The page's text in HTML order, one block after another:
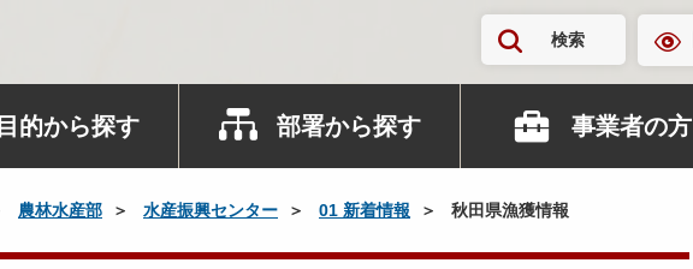
検索
目的から探す 部署から探す 事業者の方
農林水産部 水産振興センター 01 新着情報 秋田県漁獲情報